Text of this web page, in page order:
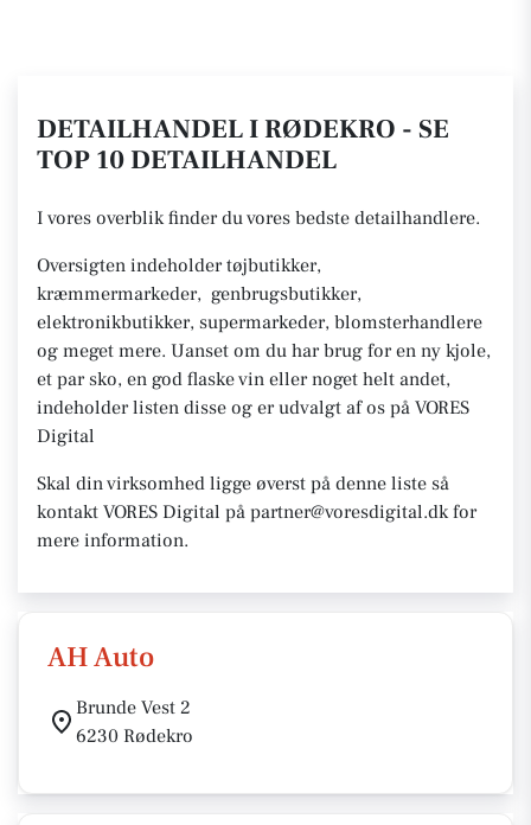
DETAILHANDEL I RØDEKRO - SE
TOP 10 DETAILHANDEL
I vores overblik finder du vores bedste detailhandlere.
Oversigten indeholder tøjbutikker,
kræmmermarkeder, genbrugsbutikker,
elektronikbutikker, supermarkeder, blomsterhandlere
og meget mere. Uanset om du har brug for en ny kjole,
et par sko, en god flaske vin eller noget helt andet,
indeholder listen disse og er udvalgt af os på VORES
Digital
Skal din virksomhed ligge øverst på denne liste så
kontakt VORES Digital på partner@voresdigital.dk for
mere information.
AH Auto
Brunde Vest 2
6230 Rødekro